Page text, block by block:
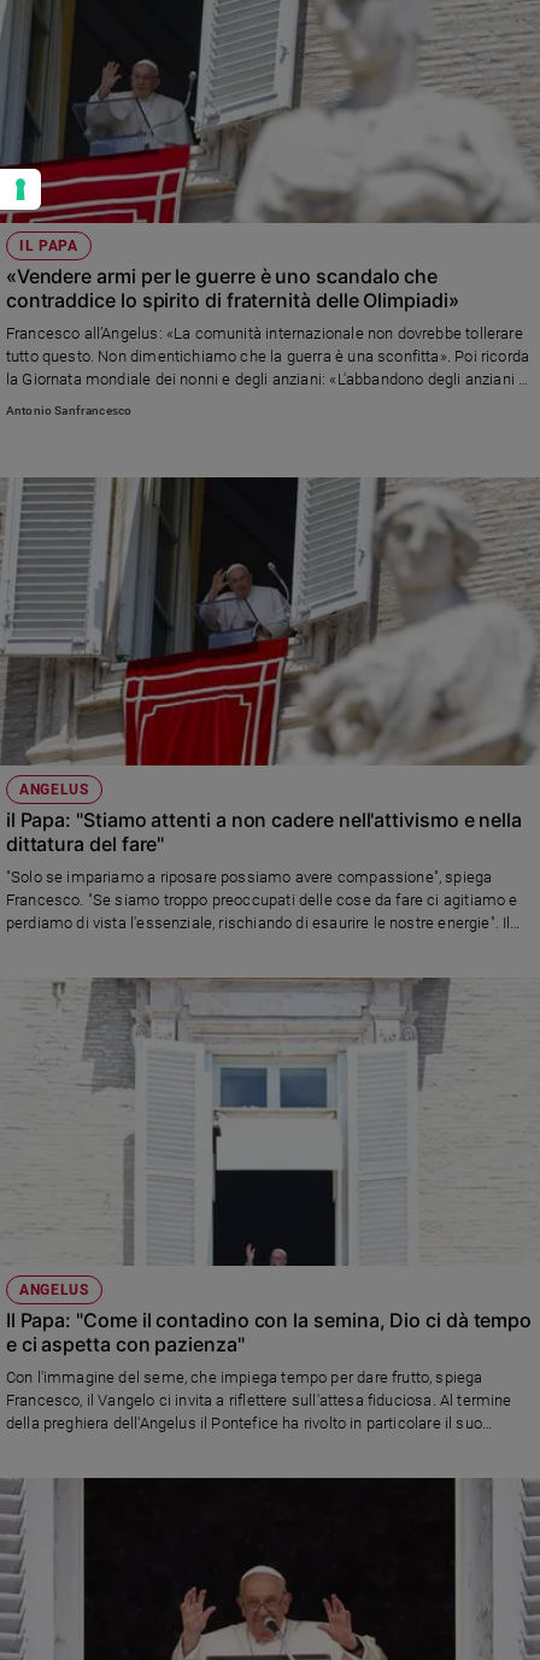
IL PAPA
«Vendere armi per le guerre è uno scandalo che
contraddice lo spirito di fraternità delle Olimpiadi»
Francesco all’Angelus: «La comunità internazionale non dovrebbe tollerare
tutto questo. Non dimentichiamo che la guerra è una sconfitta». Poi ricorda
la Giornata mondiale dei nonni e degli anziani: «L'abbandono degli anziani è
una triste realtà alla quale non dobbiamo abituarci. Il nostro futuro dipende
Antonio Sanfrancesco
ANGELUS
il Papa: "Stiamo attenti a non cadere nell'attivismo e nella
dittatura del fare"
"Solo se impariamo a riposare possiamo avere compassione", spiega
Francesco. "Se siamo troppo preoccupati delle cose da fare ci agitiamo e
perdiamo di vista l'essenziale, rischiando di esaurire le nostre energie". Il
ANGELUS
Il Papa: "Come il contadino con la semina, Dio ci dà tempo
e ci aspetta con pazienza"
Con l'immagine del seme, che impiega tempo per dare frutto, spiega
Francesco, il Vangelo ci invita a riflettere sull'attesa fiduciosa. Al termine
della preghiera dell'Angelus il Pontefice ha rivolto in particolare il suo
sono cristiani, uccisi in odium fidei"